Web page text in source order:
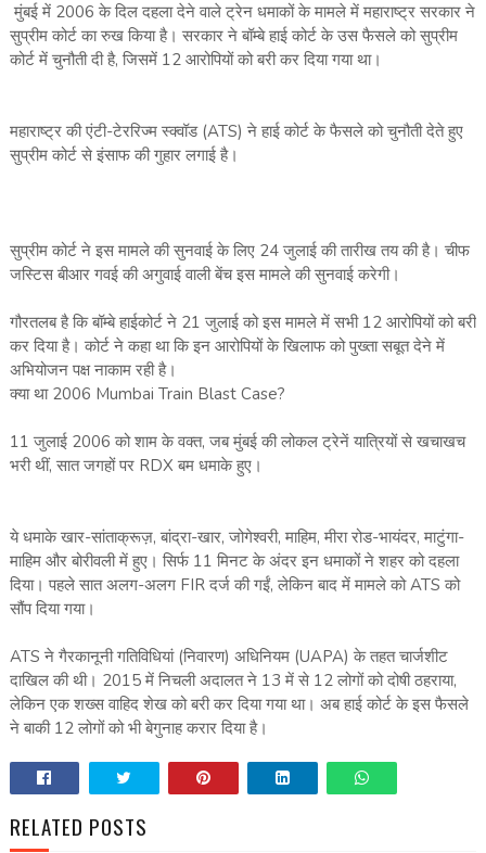
मुंबई में 2006 के दिल दहला देने वाले ट्रेन धमाकों के मामले में महाराष्ट्र सरकार ने
सुप्रीम कोर्ट का रुख किया है। सरकार ने बॉम्बे हाई कोर्ट के उस फैसले को सुप्रीम
कोर्ट में चुनौती दी है, जिसमें 12 आरोपियों को बरी कर दिया गया था।
महाराष्ट्र की एंटी-टेररिज्म स्क्वॉड (ATS) ने हाई कोर्ट के फैसले को चुनौती देते हुए
सुप्रीम कोर्ट से इंसाफ की गुहार लगाई है।
सुप्रीम कोर्ट ने इस मामले की सुनवाई के लिए 24 जुलाई की तारीख तय की है। चीफ
जस्टिस बीआर गवई की अगुवाई वाली बेंच इस मामले की सुनवाई करेगी।
गौरतलब है कि बॉम्बे हाईकोर्ट ने 21 जुलाई को इस मामले में सभी 12 आरोपियों को बरी
कर दिया है। कोर्ट ने कहा था कि इन आरोपियों के खिलाफ को पुख्ता सबूत देने में
अभियोजन पक्ष नाकाम रही है।
क्या था 2006 Mumbai Train Blast Case?
11 जुलाई 2006 को शाम के वक्त, जब मुंबई की लोकल ट्रेनें यात्रियों से खचाखच
भरी थीं, सात जगहों पर RDX बम धमाके हुए।
ये धमाके खार-सांताक्रूज़, बांद्रा-खार, जोगेश्वरी, माहिम, मीरा रोड-भायंदर, माटुंगा-
माहिम और बोरीवली में हुए। सिर्फ 11 मिनट के अंदर इन धमाकों ने शहर को दहला
दिया। पहले सात अलग-अलग FIR दर्ज की गईं, लेकिन बाद में मामले को ATS को
सौंप दिया गया।
ATS ने गैरकानूनी गतिविधियां (निवारण) अधिनियम (UAPA) के तहत चार्जशीट
दाखिल की थी। 2015 में निचली अदालत ने 13 में से 12 लोगों को दोषी ठहराया,
लेकिन एक शख्स वाहिद शेख को बरी कर दिया गया था। अब हाई कोर्ट के इस फैसले
ने बाकी 12 लोगों को भी बेगुनाह करार दिया है।
RELATED POSTS